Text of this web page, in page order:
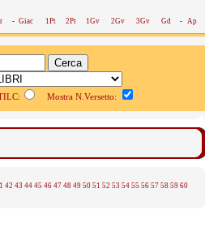
- Giac 1Pt 2Pt 1Gv 2Gv 3Gv Gd - Ap
Mostra N.Versetto:
42 43 44 45 46 47 48 49 50 51 52 53 54 55 56 57 58 59 60